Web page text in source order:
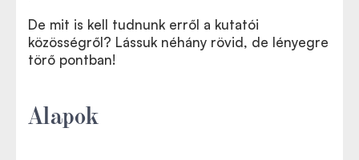
De mit is kell tudnunk erről a kutatói
közösségről? Lássuk néhány rövid, de lényegre
törő pontban!
Alapok